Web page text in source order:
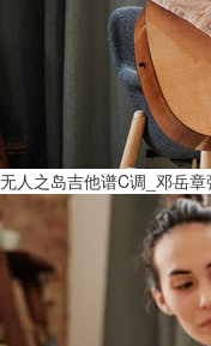
无人之岛吉他谱C调_邓岳